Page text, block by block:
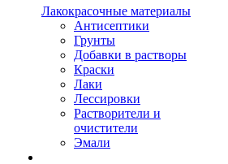
Лакокрасочные материалы
Антисептики
Грунты
Добавки в растворы
Краски
Лаки
Лессировки
Растворители и
очистители
Эмали